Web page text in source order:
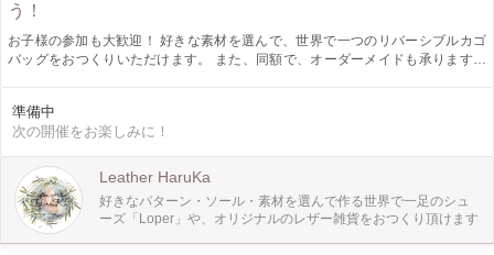
う！
お子様の参加も大歓迎！ 好きな素材を選んで、世界で一つのリバーシブルカゴ
バッグをおつくりいただけます。 また、同額で、オーダーメイドも承ります。
選びいただけます。 ハンドルやタグ部分には革を手縫いしたり、お気に入りの
フリンジリボンやファーを組み合わせて、世界に1つのオリジナルカゴバッグを
工夫をしていますので、縫いものが苦手な方でも、安心してご参加ください♪ ⚫︎
サイズ 20.5奥行き x 20.5幅 x 20.5高さcm ⚫︎所要時間 個人差はございますが、
1.5-2時間で完成させることができます。 ⚫︎費用 15,500円(税込) ⚫︎開催場所 ワー
クショップの開催場所は、東急東横線・大井町線の自由が丘駅もしくは九品仏駅
から徒歩7分にある、個人アトリエになります。 お子様連れでの参加が可能で
準備中
次の開催をお楽しみに！
Leather HaruKa
好きなパターン・ソール・素材を選んで作る世界で一足のシュ
ーズ「Loper」や、オリジナルのレザー雑貨をおつくり頂けます